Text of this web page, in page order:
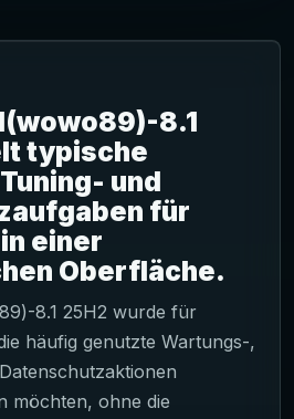
8.1
typische
und
für
einer
Oberfläche.
8.1 25H2 wurde für
häufig genutzte Wartungs-,
möchten, ohne die